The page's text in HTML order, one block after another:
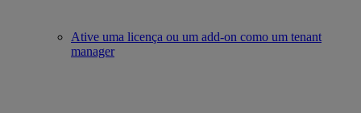
Ative uma licença ou um add-on como um tenant
manager